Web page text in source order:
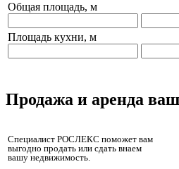
Общая площадь, м
Площадь кухни, м
Продажа и аренда
Специалист РОСЛЕКС поможет вам
выгодно продать или сдать внаем
вашу недвижимость.